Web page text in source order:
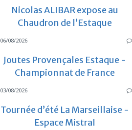
Nicolas ALIBAR expose au
Chaudron de l’Estaque
06/08/2026
Joutes Provençales Estaque -
Championnat de France
03/08/2026
Tournée d’été La Marseillaise -
Espace Mistral